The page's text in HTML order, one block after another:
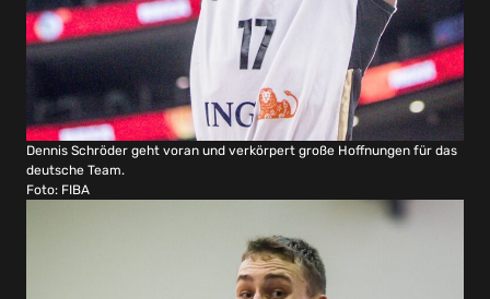
Dennis Schröder geht voran und verkörpert große Hoffnungen für das
deutsche Team.
Foto: FIBA